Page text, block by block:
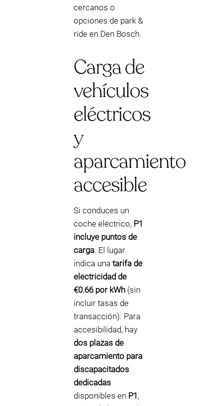
cercanos o
opciones de park &
ride en Den Bosch.
Carga de
vehículos
eléctricos
y
aparcamiento
accesible
Si conduces un
coche eléctrico, P1
incluye puntos de
carga. El lugar
indica una tarifa de
electricidad de
€0.66 por kWh (sin
incluir tasas de
transacción). Para
accesibilidad, hay
dos plazas de
aparcamiento para
discapacitados
dedicadas
disponibles en P1,